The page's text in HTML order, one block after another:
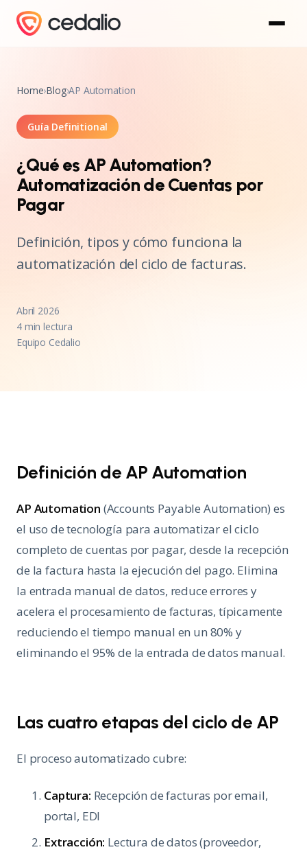
Home›Blog›AP Automation
Guía Definitional
¿Qué es AP Automation?
Automatización de Cuentas por
Pagar
Definición, tipos y cómo funciona la
automatización del ciclo de facturas.
Abril 2026
4 min lectura
Equipo Cedalio
Definición de AP Automation
AP Automation (Accounts Payable Automation) es
el uso de tecnología para automatizar el ciclo
completo de cuentas por pagar, desde la recepción
de la factura hasta la ejecución del pago. Elimina
la entrada manual de datos, reduce errores y
acelera el procesamiento de facturas, típicamente
reduciendo el tiempo manual en un 80% y
eliminando el 95% de la entrada de datos manual.
Las cuatro etapas del ciclo de AP
El proceso automatizado cubre:
Captura: Recepción de facturas por email,
portal, EDI
Extracción: Lectura de datos (proveedor,